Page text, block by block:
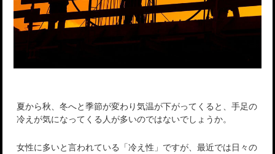
夏から秋、冬へと季節が変わり気温が下がってくると、手足の
冷えが気になってくる人が多いのではないでしょうか。
女性に多いと言われている「冷え性」ですが、最近では日々の